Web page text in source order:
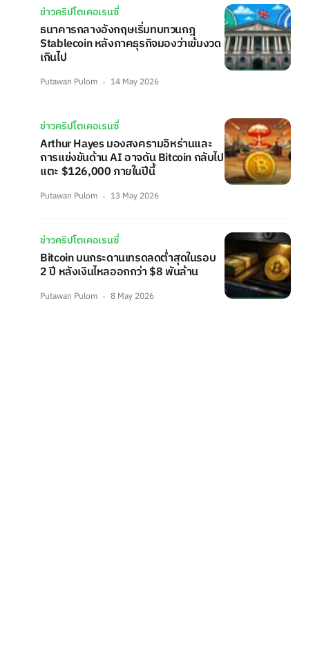
ข่าวคริปโตเคอเรนซี่
ธนาคารกลางอังกฤษเริ่มทบทวนกฎ
Stablecoin หลังภาคธุรกิจมองว่าเข้มงวด
เกินไป
Putawan Pulom 14 May 2026
ข่าวคริปโตเคอเรนซี่
Arthur Hayes มองสงครามอิหร่านและ
การแข่งขันด้าน AI อาจดัน Bitcoin กลับไป
แตะ $126,000 ภายในปีนี้
Putawan Pulom 13 May 2026
ข่าวคริปโตเคอเรนซี่
Bitcoin บนกระดานเทรดลดต่ำสุดในรอบ
2 ปี หลังเงินไหลออกกว่า $8 พันล้าน
Putawan Pulom 8 May 2026